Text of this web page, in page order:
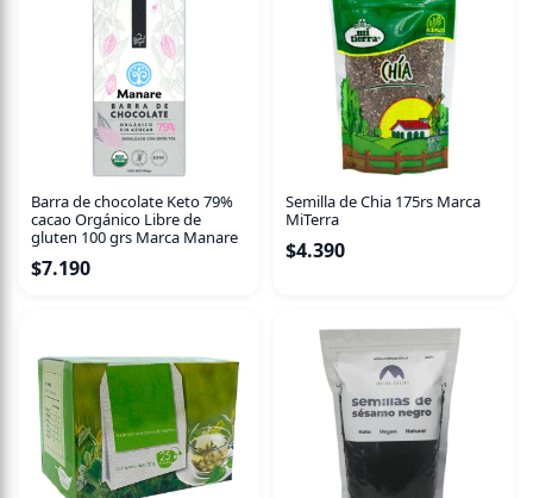
Barra de chocolate Keto 79%
cacao Orgánico Libre de
gluten 100 grs Marca Manare
$7.190
Semilla de Chia 175rs Marca
MiTerra
$4.390